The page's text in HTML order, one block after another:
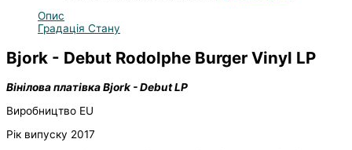
Опис
Градація Стану
Bjork - Debut Rodolphe Burger Vinyl LP
Вінілова платівка Bjork - Debut LP
Виробництво EU
Рік випуску 2017